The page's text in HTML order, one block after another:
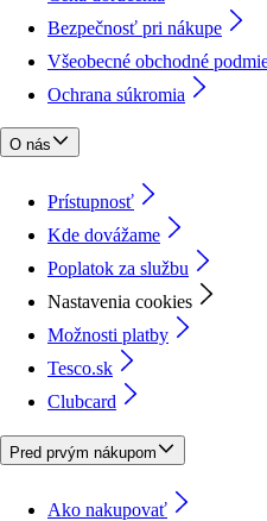
Bezpečnosť pri nákupe
Všeobecné obchodné
Ochrana súkromia
O nás
Prístupnosť
Kde dovážame
Poplatok za službu
Nastavenia cookies
Možnosti platby
Tesco.sk
Clubcard
Pred prvým nákupom
Ako nakupovať